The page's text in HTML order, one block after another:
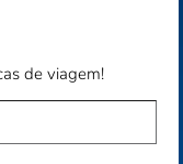
de viagem!